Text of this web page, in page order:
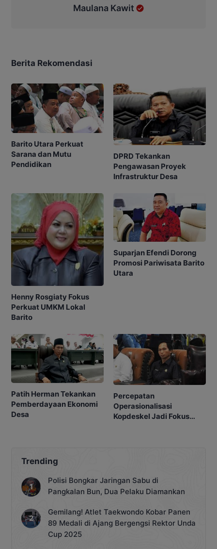
Maulana Kawit
Berita Rekomendasi
Barito Utara Perkuat
Sarana dan Mutu
Pendidikan
DPRD Tekankan
Pengawasan Proyek
Infrastruktur Desa
Henny Rosgiaty Fokus
Perkuat UMKM Lokal
Barito
Suparjan Efendi Dorong
Promosi Pariwisata Barito
Utara
Patih Herman Tekankan
Pemberdayaan Ekonomi
Desa
Percepatan
Operasionalisasi
Kopdeskel Jadi Fokus
Trending
Polisi Bongkar Jaringan Sabu di
Pangkalan Bun, Dua Pelaku Diamankan
Gemilang! Atlet Taekwondo Kobar Panen
89 Medali di Ajang Bergengsi Rektor Unda
Cup 2025